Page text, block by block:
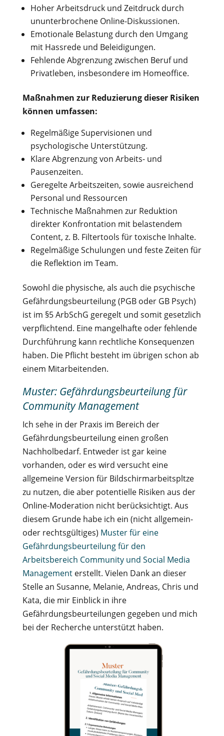
Hoher Arbeitsdruck und Zeitdruck durch
ununterbrochene Online-Diskussionen.
Emotionale Belastung durch den Umgang
mit Hassrede und Beleidigungen.
Fehlende Abgrenzung zwischen Beruf und
Privatleben, insbesondere im Homeoffice.
Maßnahmen zur Reduzierung dieser Risiken
können umfassen:
Regelmäßige Supervisionen und
psychologische Unterstützung.
Klare Abgrenzung von Arbeits- und
Pausenzeiten.
Geregelte Arbeitszeiten, sowie ausreichend
Personal und Ressourcen
Technische Maßnahmen zur Reduktion
direkter Konfrontation mit belastendem
Content, z. B. Filtertools für toxische Inhalte.
Regelmäßige Schulungen und feste Zeiten für
die Reflektion im Team.
Sowohl die physische, als auch die psychische
Gefährdungsbeurteilung (PGB oder GB Psych)
ist im §5 ArbSchG geregelt und somit gesetzlich
verpflichtend. Eine mangelhafte oder fehlende
Durchführung kann rechtliche Konsequenzen
haben. Die Pflicht besteht im übrigen schon ab
einem Mitarbeitenden.
Muster: Gefährdungsbeurteilung für
Community Management
Ich sehe in der Praxis im Bereich der
Gefährdungsbeurteilung einen großen
Nachholbedarf. Entweder ist gar keine
vorhanden, oder es wird versucht eine
allgemeine Version für Bildschirmarbeitspltze
zu nutzen, die aber potentielle Risiken aus der
Online-Moderation nicht berücksichtigt. Aus
diesem Grunde habe ich ein (nicht allgemein-
oder rechtsgültiges) Muster für eine
Gefährdungsbeurteilung für den
Arbeitsbereich Community und Social Media
Managementerstellt. Vielen Dank an dieser
Stelle an Susanne, Melanie, Andreas, Chris und
Kata, die mir Einblick in ihre
Gefährdungsbeurteilungen gegeben und mich
bei der Recherche unterstützt haben.